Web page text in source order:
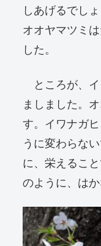
しあげるでし
オオヤマツミ
した。
ところが、イ
ましました。
す。イワナガ
うに変わらな
に、栄えるこ
のように、は